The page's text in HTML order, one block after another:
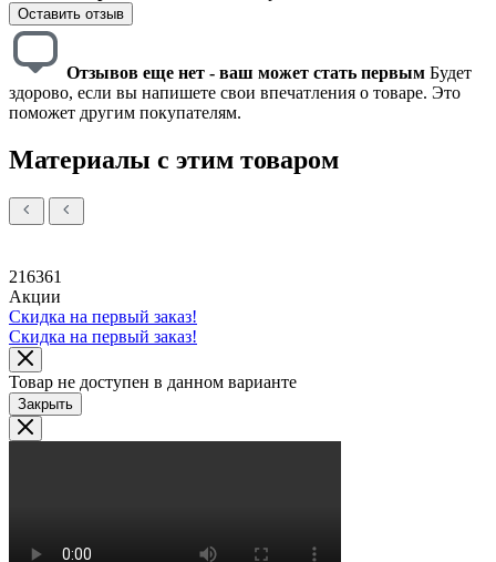
Оставить отзыв
Отзывов еще нет - ваш может стать первым Будет
здорово, если вы напишете свои впечатления о товаре. Это
поможет другим покупателям.
Материалы с этим товаром
216361
Акции
Скидка на первый заказ!
Скидка на первый заказ!
Товар не доступен в данном варианте
Закрыть